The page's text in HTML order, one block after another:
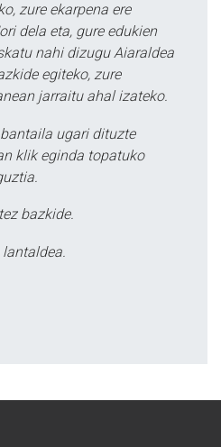
zure ekarpena ere
dela eta, gure edukien
nahi dizugu Aiaraldea
egiteko, zure
jarraitu ahal izateko.
ugari dituzte
klik eginda topatuko
bazkide.